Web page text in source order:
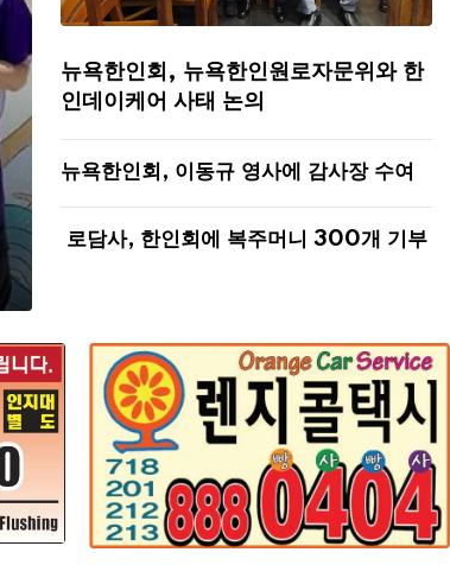
뉴욕한인회, 뉴욕한인원로자문위와 한
인데이케어 사태 논의
뉴욕한인회, 이동규 영사에 감사장 수여
로담사, 한인회에 복주머니 300개 기부